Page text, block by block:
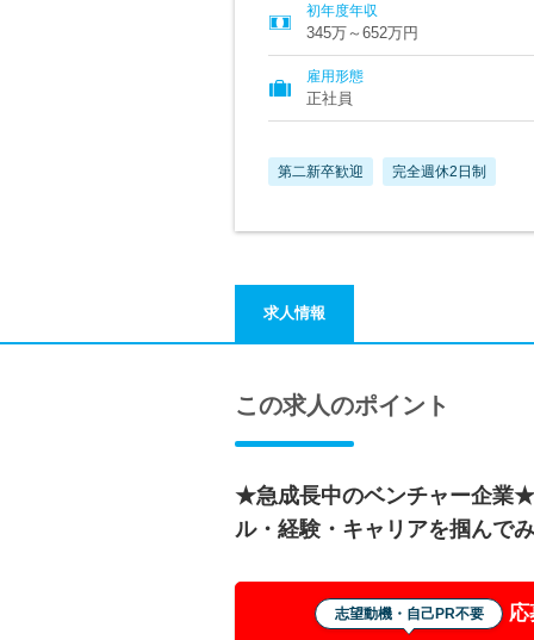
初年度年収
345万～652万円
雇用形態
正社員
第二新卒歓迎 完全週休2日制
求人情報
この求人のポイント
★急成長中のベンチャー企業
ル・経験・キャリアを掴んで
志望動機・自己PR不要